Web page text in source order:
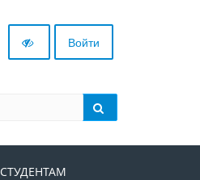
Войти
СТУДЕНТАМ